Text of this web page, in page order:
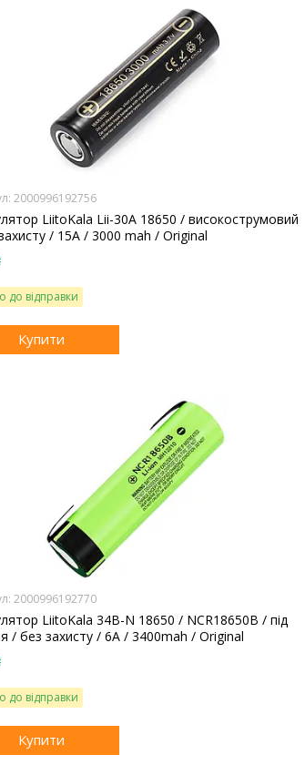
2000996192756
LiitoKala Lii-30A 18650 / високострумовий
/ 15A / 3000 mah / Original
до відправки
Купити
2000996192770
LiitoKala 34B-N 18650 / NCR18650B / під
/ без захисту / 6A / 3400mah / Original
до відправки
Купити